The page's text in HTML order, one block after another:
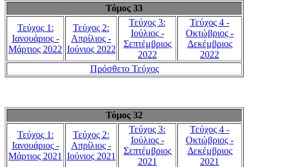
Τόμος 33
Τεύχος 1:
Ιανουάριος -
Μάρτιος 2022
Τεύχος 2:
Απρίλιος -
Ιούνιος 2022
Τεύχος 3:
Ιούλιος -
Σεπτέμβριος
2022
Τεύχος 4 -
Οκτώβριος -
Δεκέμβριος
2022
Πρόσθετο Τεύχος
Τόμος 32
Τεύχος 1:
Ιανουάριος -
Μάρτιος 2021
Τεύχος 2:
Απρίλιος -
Ιούνιος 2021
Τεύχος 3:
Ιούλιος -
Σεπτέμβριος
2021
Τεύχος 4 -
Οκτώβριος -
Δεκέμβριος
2021